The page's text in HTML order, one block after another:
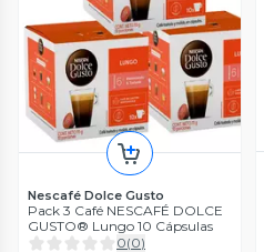
Nescafé Dolce Gusto
Pack 3 Café NESCAFÉ DOLCE
GUSTO® Lungo 10 Cápsulas
0(0)